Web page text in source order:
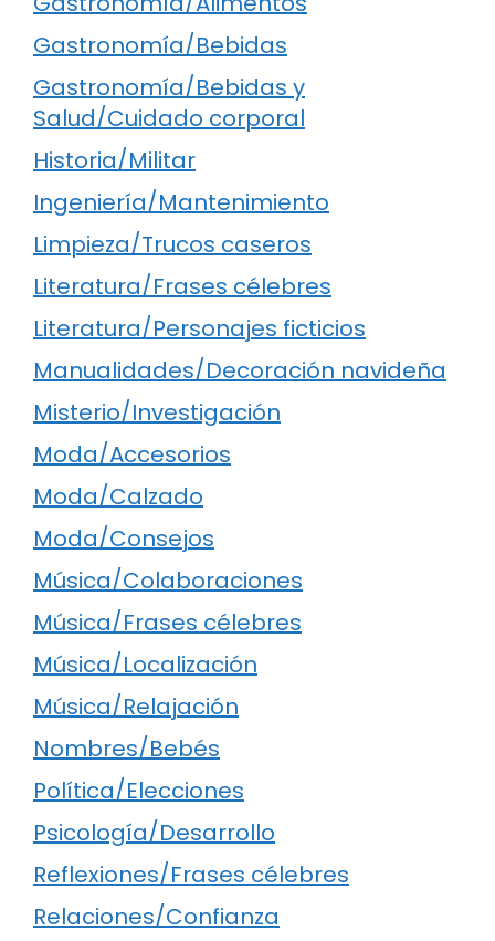
Gastronomía/Bebidas
Gastronomía/Bebidas y
Salud/Cuidado corporal
Historia/Militar
Ingeniería/Mantenimiento
Limpieza/Trucos caseros
Literatura/Frases célebres
Literatura/Personajes ficticios
Manualidades/Decoración navideña
Misterio/Investigación
Moda/Accesorios
Moda/Calzado
Moda/Consejos
Música/Colaboraciones
Música/Frases célebres
Música/Localización
Música/Relajación
Nombres/Bebés
Política/Elecciones
Psicología/Desarrollo
Reflexiones/Frases célebres
Relaciones/Confianza